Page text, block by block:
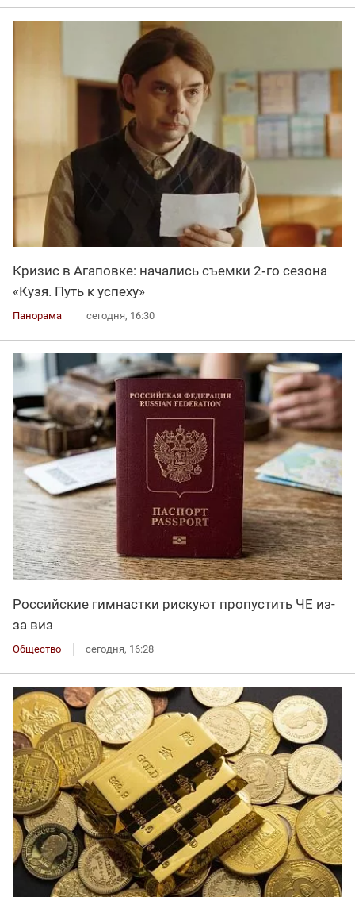
Кризис в Агаповке: начались съемки 2‑го сезона
«Кузя. Путь к успеху»
Панорама сегодня, 16:30
Российские гимнастки рискуют пропустить ЧЕ из-
за виз
Общество сегодня, 16:28